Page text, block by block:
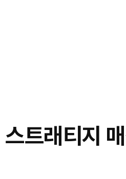
트래티지